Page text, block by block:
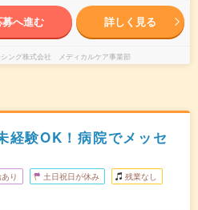
募へ進む 詳しく見る
シング株式会社 メディカルケア事業部
験OK！病院でメッセ
り 土日祝日が休み 残業なし